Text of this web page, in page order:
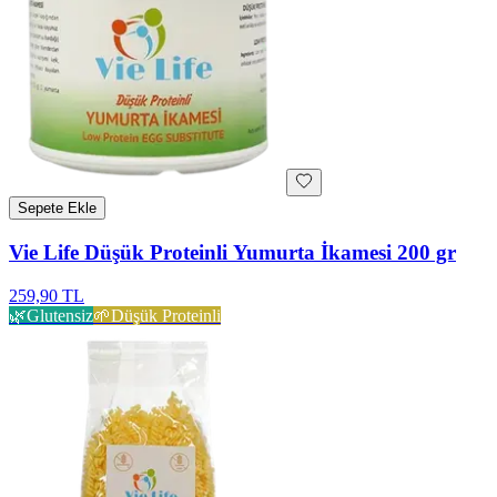
Sepete Ekle
Vie Life Düşük Proteinli Yumurta İkamesi 200 gr
259,90 TL
🌿Glutensiz🌱Düşük Proteinli